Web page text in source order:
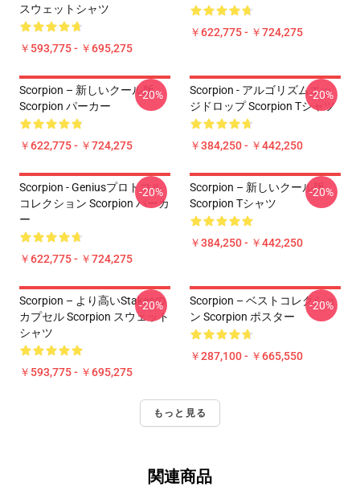
スウェットシャツ
￥593,775 - ￥695,275
￥622,775 - ￥724,275
Scorpion – 新しいクール版
Scorpion パーカー
￥622,775 - ￥724,275
-20%
Scorpion - アルゴリズムエッ
ジドロップ Scorpion Tシャツ
￥384,250 - ￥442,250
-20%
Scorpion - Geniusプロトコル
コレクション Scorpion パーカ
ー
￥622,775 - ￥724,275
-20%
Scorpion – 新しいクール版
Scorpion Tシャツ
￥384,250 - ￥442,250
-20%
Scorpion – より高いStakesの
カプセル Scorpion スウェット
シャツ
￥593,775 - ￥695,275
-20%
Scorpion – ベストコレクショ
ン Scorpion ポスター
￥287,100 - ￥665,550
-20%
もっと見る
関連商品